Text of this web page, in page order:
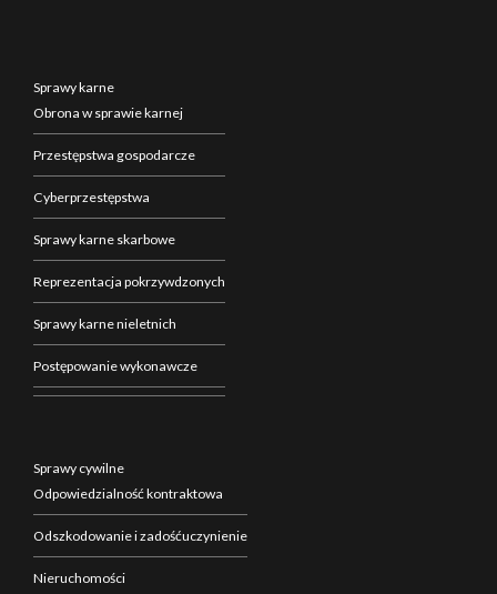
Sprawy karne
Obrona w sprawie karnej
Przestępstwa gospodarcze
Cyberprzestępstwa
Sprawy karne skarbowe
Reprezentacja pokrzywdzonych
Sprawy karne nieletnich
Postępowanie wykonawcze
Sprawy cywilne
Odpowiedzialność kontraktowa
Odszkodowanie i zadośćuczynienie
Nieruchomości